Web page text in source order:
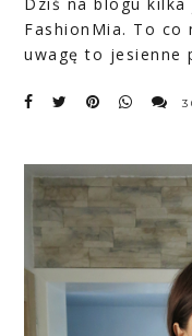
FashionMia. To co
uwagę to jesienne